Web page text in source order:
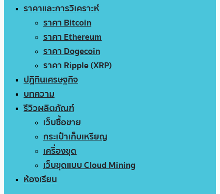
ราคาและการวิเคราะห์
ราคา Bitcoin
ราคา Ethereum
ราคา Dogecoin
ราคา Ripple (XRP)
ปฏิทินเศรษฐกิจ
บทความ
รีวิวผลิตภัณฑ์
เว็บซื้อขาย
กระเป๋าเก็บเหรียญ
เครื่องขุด
เว็บขุดแบบ Cloud Mining
ห้องเรียน